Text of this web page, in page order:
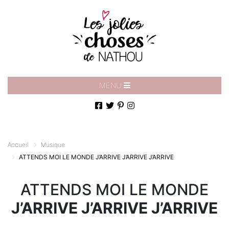
MENU
Accueil
Musique
ATTENDS MOI LE MONDE J’ARRIVE J’ARRIVE J’ARRIVE
ATTENDS MOI LE MONDE
J’ARRIVE J’ARRIVE J’ARRIVE